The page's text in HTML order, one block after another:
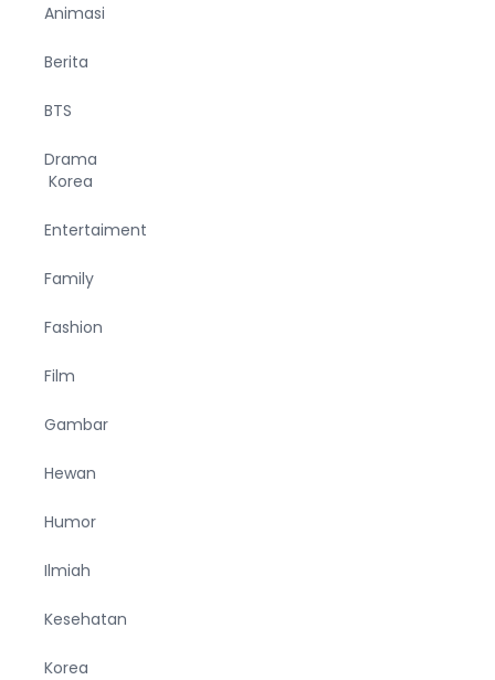
Animasi
Berita
BTS
Drama
Korea
Entertaiment
Family
Fashion
Film
Gambar
Hewan
Humor
Ilmiah
Kesehatan
Korea